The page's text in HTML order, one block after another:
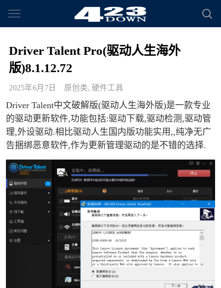
Driver Talent Pro(驱动人生海外
版)8.1.12.72
2025年6月7日 原创类, 硬件工具
Driver Talent中文破解版(驱动人生海外版)是一款专业
的驱动更新软件,功能包括:驱动下载,驱动检测,驱动管
理,外设驱动.相比驱动人生国内版功能实用,,纯净无广
告捆绑恶意软件,作为更新管理驱动的是不错的选择.